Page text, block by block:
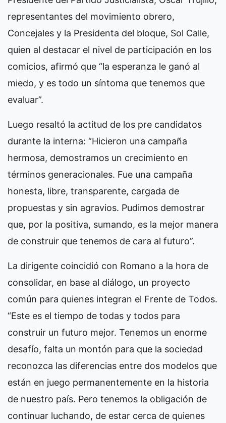
representantes del movimiento obrero,
Concejales y la Presidenta del bloque, Sol Calle,
quien al destacar el nivel de participación en los
comicios, afirmó que “la esperanza le ganó al
miedo, y es todo un síntoma que tenemos que
evaluar”.
Luego resaltó la actitud de los pre candidatos
durante la interna: “Hicieron una campaña
hermosa, demostramos un crecimiento en
términos generacionales. Fue una campaña
honesta, libre, transparente, cargada de
propuestas y sin agravios. Pudimos demostrar
que, por la positiva, sumando, es la mejor manera
de construir que tenemos de cara al futuro”.
La dirigente coincidió con Romano a la hora de
consolidar, en base al diálogo, un proyecto
común para quienes integran el Frente de Todos.
“Este es el tiempo de todas y todos para
construir un futuro mejor. Tenemos un enorme
desafío, falta un montón para que la sociedad
reconozca las diferencias entre dos modelos que
están en juego permanentemente en la historia
de nuestro país. Pero tenemos la obligación de
continuar luchando, de estar cerca de quienes